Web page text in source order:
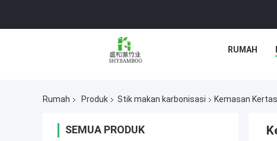
RUMAH
Rumah Produk Stik makan karbonisasi Kemasan
SEMUA PRODUK